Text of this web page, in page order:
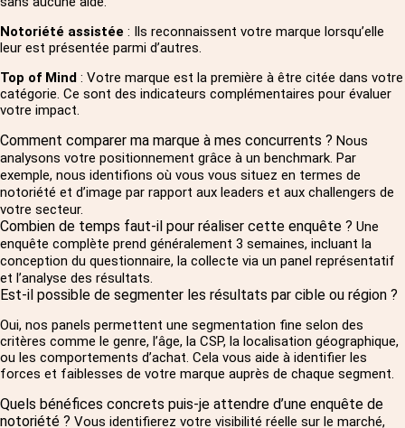
Notoriété assistée : Ils reconnaissent votre marque lorsqu’elle
leur est présentée parmi d’autres.
Top of Mind : Votre marque est la première à être citée dans votre
catégorie. Ce sont des indicateurs complémentaires pour évaluer
votre impact.
Comment comparer ma marque à mes concurrents ? Nous
analysons votre positionnement grâce à un benchmark. Par
exemple, nous identifions où vous vous situez en termes de
notoriété et d’image par rapport aux leaders et aux challengers de
votre secteur.
Combien de temps faut-il pour réaliser cette enquête ? Une
enquête complète prend généralement 3 semaines, incluant la
conception du questionnaire, la collecte via un panel représentatif
et l’analyse des résultats.
Est-il possible de segmenter les résultats par cible ou région ?
Oui, nos panels permettent une segmentation fine selon des
critères comme le genre, l’âge, la CSP, la localisation géographique,
ou les comportements d’achat. Cela vous aide à identifier les
forces et faiblesses de votre marque auprès de chaque segment.
Quels bénéfices concrets puis-je attendre d’une enquête de
notoriété ? Vous identifierez votre visibilité réelle sur le marché,